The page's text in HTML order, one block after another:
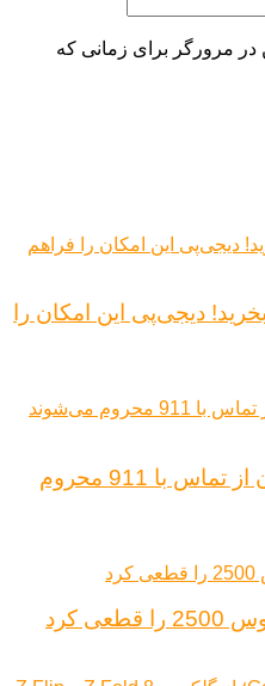
در مرورگر برای زمانی که
دیجی‌پی این امکان را
باگ خطرناک پیکسل؛ کاربران از تماس با 911 محروم
کرد